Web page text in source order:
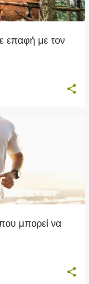
επαφή με τον
μπορεί να